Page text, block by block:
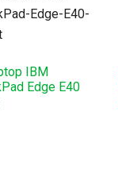
IBM
Edge E40